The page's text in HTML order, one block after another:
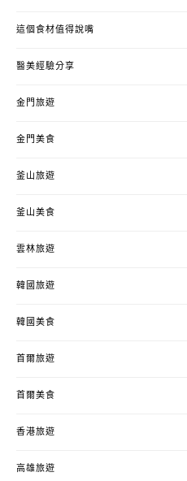
這個食材值得說嘴
醫美經驗分享
金門旅遊
金門美食
釜山旅遊
釜山美食
雲林旅遊
韓國旅遊
韓國美食
首爾旅遊
首爾美食
香港旅遊
高雄旅遊